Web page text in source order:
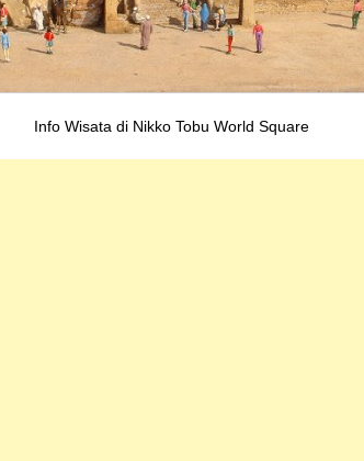
Info Wisata di Nikko Tobu World Square